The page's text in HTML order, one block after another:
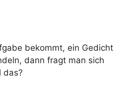
bekommt, ein Gedicht
dann fragt man sich
das?